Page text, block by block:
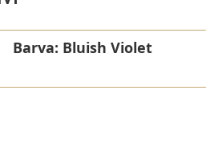
Barva: Bluish Violet